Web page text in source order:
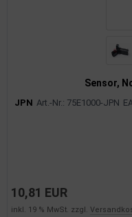
Sensor,
JPN Art.-Nr.: 75E1000-JPN
10,81 EUR
inkl. 19 % MwSt. zzgl.